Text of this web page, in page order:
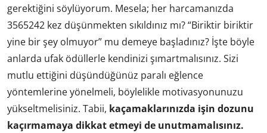
gerektiğini söylüyorum. Mesela; her harcamanızda
3565242 kez düşünmekten sıkıldınız mı? “Biriktir biriktir
yine bir şey olmuyor” mu demeye başladınız? İşte böyle
anlarda ufak ödüllerle kendinizi şımartmalısınız. Sizi
mutlu ettiğini düşündüğünüz paralı eğlence
yöntemlerine yönelmeli, böylelikle motivasyonunuzu
yükseltmelisiniz. Tabii, kaçamaklarınızda işin dozunu
kaçırmamaya dikkat etmeyi de unutmamalısınız.